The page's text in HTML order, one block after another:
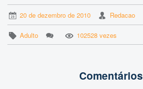
20 de dezembro de 2010 Redacao
Adulto 102528 vezes
Comentários